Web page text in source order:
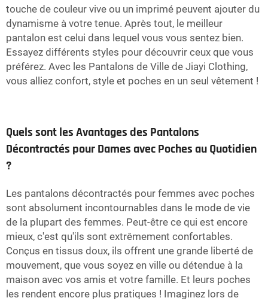
touche de couleur vive ou un imprimé peuvent ajouter du
dynamisme à votre tenue. Après tout, le meilleur
pantalon est celui dans lequel vous vous sentez bien.
Essayez différents styles pour découvrir ceux que vous
préférez. Avec les Pantalons de Ville de Jiayi Clothing,
vous alliez confort, style et poches en un seul vêtement !
Quels sont les Avantages des Pantalons
Décontractés pour Dames avec Poches au Quotidien
?
Les pantalons décontractés pour femmes avec poches
sont absolument incontournables dans le mode de vie
de la plupart des femmes. Peut-être ce qui est encore
mieux, c'est qu'ils sont extrêmement confortables.
Conçus en tissus doux, ils offrent une grande liberté de
mouvement, que vous soyez en ville ou détendue à la
maison avec vos amis et votre famille. Et leurs poches
les rendent encore plus pratiques ! Imaginez lors de